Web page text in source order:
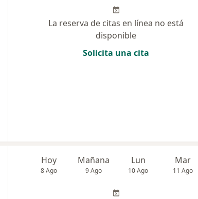
La reserva de citas en línea no está
disponible
Solicita una cita
Hoy
8 Ago
Mañana
9 Ago
Lun
10 Ago
Mar
11 Ago